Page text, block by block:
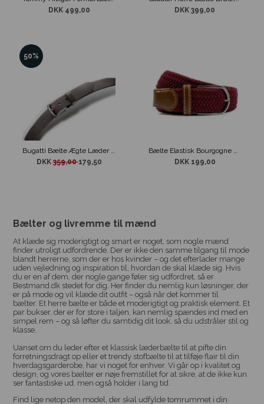
DKK 499,00
DKK 399,00
50%
DKK359,00179,50
DKK 199,00
Bælter og livremme til mænd
At klæde sig moderigtigt og smart er noget, som nogle mænd
finder utroligt udfordrende. Der er ikke den samme tilgang til mode
blandt herrerne, som der er hos kvinder – og det efterlader mange
uden vejledning og inspiration til, hvordan de skal klæde sig. Hvis
du er en af dem, der nogle gange føler sig udfordret, så er
Bestmand.dk stedet for dig. Her finder du nemlig kun løsninger, der
er på mode og vil klæde dit outfit – også når det kommer til
bælter. Et herre bælte er både et moderigtigt og praktisk element. Et
par bukser, der er for store i taljen, kan nemlig spændes ind med en
simpel rem – og så løfter du samtidig dit look, så du udstråler stil og
klasse.
Uanset om du leder efter et klassisk læderbælte til at pifte din
forretningsdragt op eller et trendy stofbælte til at tilføje flair til din
hverdagsgarderobe, har vi noget for enhver. Vi går op i kvalitet og
design, og vores bælter er nøje fremstillet for at sikre, at de ikke kun
ser fantastiske ud, men også holder i lang tid.
Find lige netop den model, der skal udfylde tomrummet i din